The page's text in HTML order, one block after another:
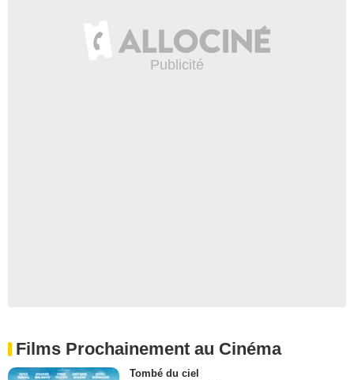
Films Prochainement au Cinéma
Tombé du ciel